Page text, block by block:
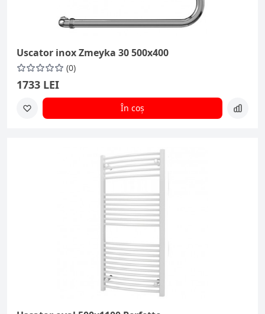
Uscator inox Zmeyka 30 500x400
(0)
1733 LEI
În coș